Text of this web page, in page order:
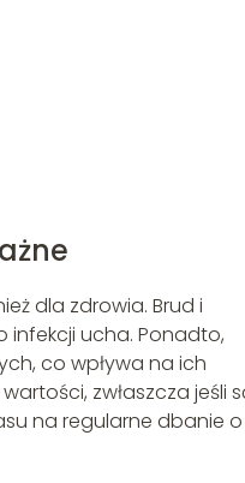
dla zdrowia. Brud i
infekcji ucha. Ponadto,
co wpływa na ich
zwłaszcza jeśli
na regularne dbanie o